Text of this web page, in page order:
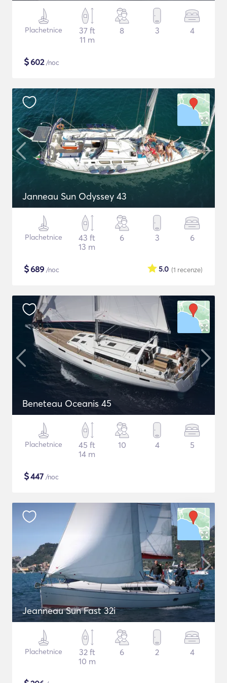
Plachetnice
37 ft
11 m
8 3 4
$602/noc
Janneau Sun Odyssey 43
Plachetnice
43 ft
13 m
6 3 6
$689 /noc (1 recenze)
5.0
Beneteau Oceanis 45
Plachetnice
45 ft
14 m
10 4 5
$447 /noc
Jeanneau Sun Fast 32i
Plachetnice
32 ft
10 m
6 2 4